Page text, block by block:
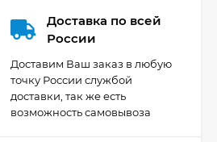
Доставка по всей
России
Доставим Ваш заказ в любую
точку России службой
доставки, так же есть
возможность самовывоза